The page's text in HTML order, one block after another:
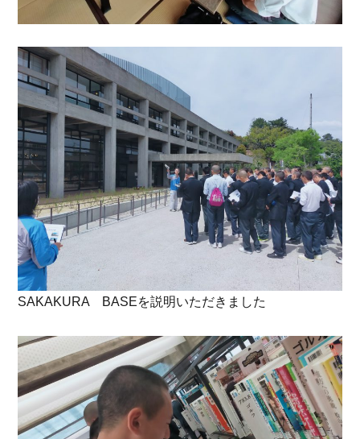
SAKAKURA BASEを説明いただきました